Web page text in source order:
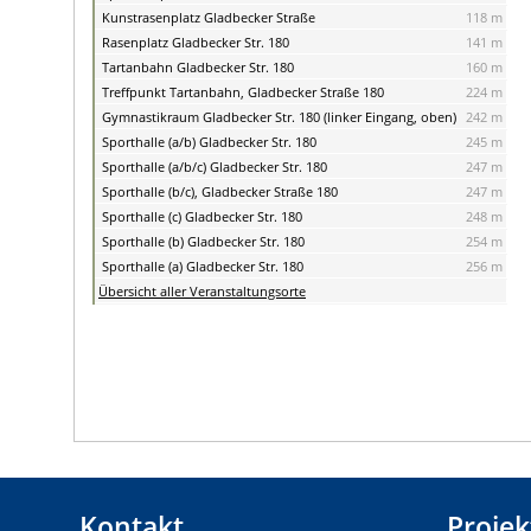
Kunstrasenplatz Gladbecker Straße
118 m
Rasenplatz Gladbecker Str. 180
141 m
Tartanbahn Gladbecker Str. 180
160 m
Treffpunkt Tartanbahn, Gladbecker Straße 180
224 m
Gymnastikraum Gladbecker Str. 180 (linker Eingang, oben) 242 m
Sporthalle (a/b) Gladbecker Str. 180
245 m
Sporthalle (a/b/c) Gladbecker Str. 180
247 m
Sporthalle (b/c), Gladbecker Straße 180
247 m
Sporthalle (c) Gladbecker Str. 180
248 m
Sporthalle (b) Gladbecker Str. 180
254 m
Sporthalle (a) Gladbecker Str. 180
256 m
Übersicht aller Veranstaltungsorte